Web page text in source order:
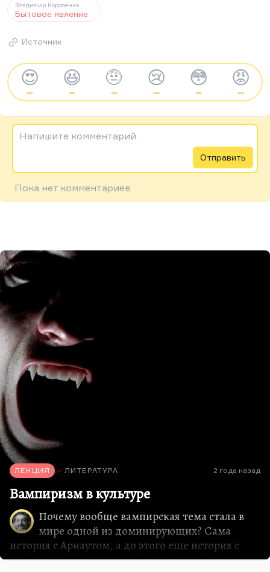
Владимир Короленко
Бытовое явление
Источник
😍
—
😆
—
🤨
—
😢
—
😳
—
😡
—
Напишите комментарий
Отправить
Пока нет комментариев
ЛЕКЦИЯ ЛИТЕРАТУРА 2 года назад
Вампиризм в культуре
Почему вообще вампирская тема стала в
мире одной из доминирующих? Сама
история с Арнаутом, а до этого еще история с
Петаром Благоевичем – это 1725-1726 год. С